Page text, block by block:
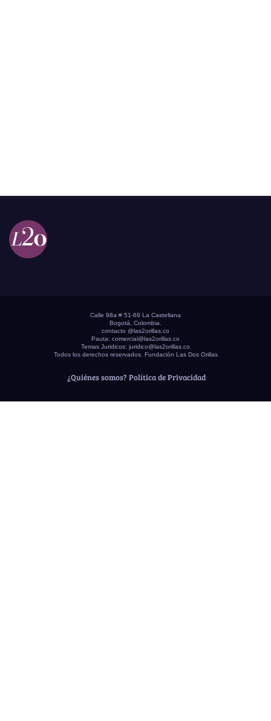
Calle 98a # 51-69 La Castellana
Bogotá, Colombia.
contacto @las2orillas.co
Pauta: comercial@las2orillas.co
Temas Juridicos: juridico@las2orillas.co
Todos los derechos reservados. Fundación Las Dos Orillas
¿Quiénes somos? Política de Privacidad